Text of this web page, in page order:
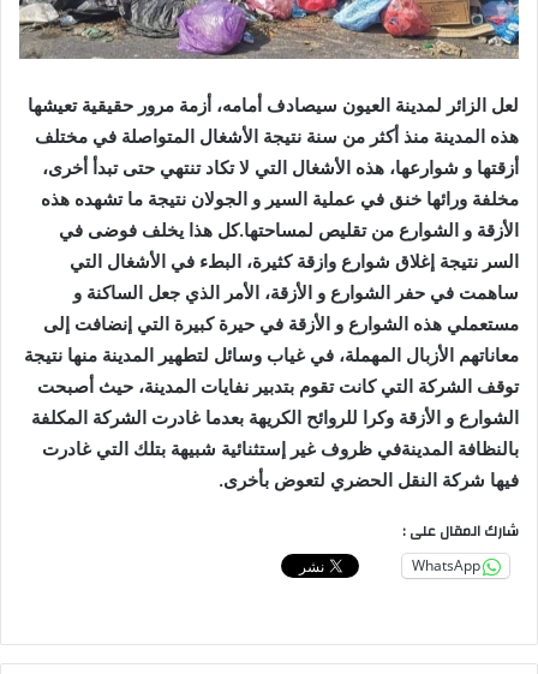
لعل الزائر لمدينة العيون سيصادف أمامه، أزمة مرور حقيقية تعيشها
هذه المدينة منذ أكثر من سنة نتيجة الأشغال المتواصلة في مختلف
أزقتها و شوارعها، هذه الأشغال التي لا تكاد تنتهي حتى تبدأ أخرى،
مخلفة ورائها خنق في عملية السير و الجولان نتيجة ما تشهده هذه
الأزقة و الشوارع من تقليص لمساحتها.كل هذا يخلف فوضى في
السر نتيجة إغلاق شوارع وازقة كثيرة، البطء في الأشغال التي
ساهمت في حفر الشوارع و الأزقة، الأمر الذي جعل الساكنة و
مستعملي هذه الشوارع و الأزقة في حيرة كبيرة التي إنضافت إلى
معاناتهم الأزبال المهملة، في غياب وسائل لتطهير المدينة منها نتيجة
توقف الشركة التي كانت تقوم بتدبير نفايات المدينة، حيث أصبحت
الشوارع و الأزقة وكرا للروائح الكريهة بعدما غادرت الشركة المكلفة
بالنظافة المدينةفي ظروف غير إستثنائية شبيهة بتلك التي غادرت
فيها شركة النقل الحضري لتعوض بأخرى.
شارك المقال على :
WhatsApp